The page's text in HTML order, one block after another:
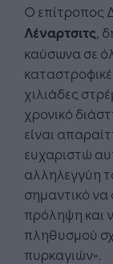
Ο επίτροπος
Λέναρτσιτς,
καύσωνα σε
χιλιάδες
χρονικό
είναι
ευχαριστώ
αλληλεγγύη
σημαντικό να
πρόληψη και
πληθυσμού
πυρκαγιών».